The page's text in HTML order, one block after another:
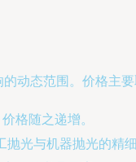
动态范围。价格主要
格随之递增。
光与机器抛光的精